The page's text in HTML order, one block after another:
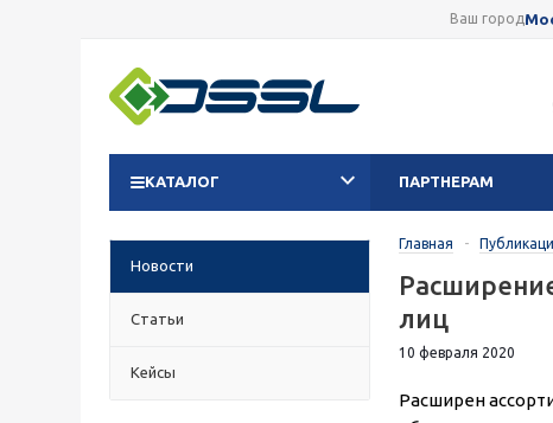
Ваш город
КАТАЛОГ ПАРТНЕРАМ
Новости
Статьи
Кейсы
Главная -
лиц
10 февраля 2020
Расширен